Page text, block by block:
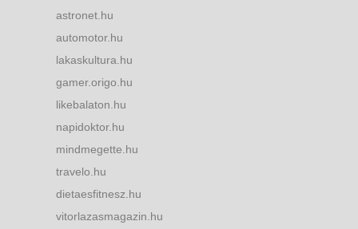
astronet.hu
automotor.hu
lakaskultura.hu
gamer.origo.hu
likebalaton.hu
napidoktor.hu
mindmegette.hu
travelo.hu
dietaesfitnesz.hu
vitorlazasmagazin.hu